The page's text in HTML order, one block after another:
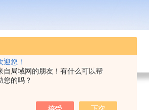
迎您！
自局域网的朋友！有什么可以帮
您的吗？
拉力试验机,测厚仪,瓶盖扭矩仪,顶空残氧仪
材检测用QYC-B迁移测试池